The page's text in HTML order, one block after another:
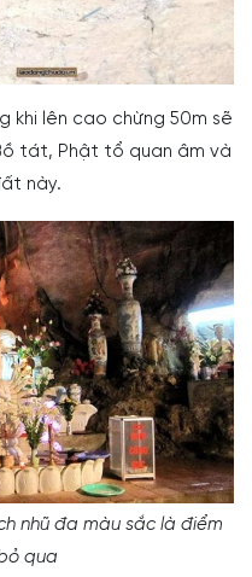
lên cao chừng 50m sẽ
tát, Phật tổ quan âm và
này.
nhũ đa màu sắc là điểm
qua